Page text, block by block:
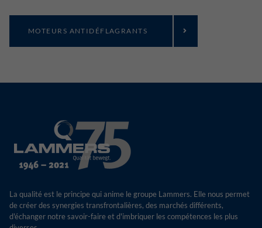
MOTEURS ANTIDÉFLAGRANTS
La qualité est le principe qui anime le groupe Lammers. Elle nous permet
de créer des synergies transfrontalières, des marchés différents,
d'échanger notre savoir-faire et d'imbriquer les compétences les plus